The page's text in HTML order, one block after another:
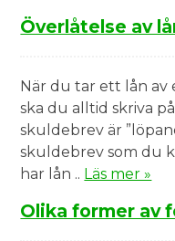
Överlåtelse av
När du tar ett lån
ska du alltid skriva
skuldebrev är
skuldebrev som du
har lån .. Läs mer »
Olika former av